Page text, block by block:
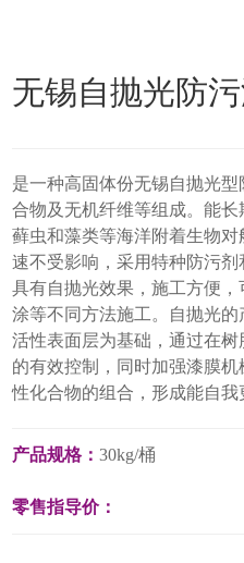
无锡自抛光防
是一种高固体份无锡自抛光
合物及无机纤维等组成。能
藓虫和藻类等海洋附着生物
速不受影响，采用特种防污
具有自抛光效果，施工方便
涂等不同方法施工。自抛光
活性表面层为基础，通过在
的有效控制，同时加强漆膜
性化合物的组合，形成能自我
产品规格：30kg/桶
零售指导价：